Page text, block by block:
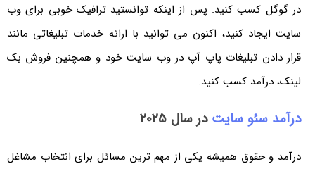
در گوگل کسب کنید. پس از اینکه توانستید ترافیک خوبی برای وب
سایت ایجاد کنید، اکنون می توانید با ارائه خدمات تبلیغاتی مانند
قرار دادن تبلیغات پاپ آپ در وب سایت خود و همچنین فروش بک
لینک، درآمد کسب کنید.
درآمد سئو سایتدر سال 2025
درآمد و حقوق همیشه یکی از مهم ترین مسائل برای انتخاب مشاغل